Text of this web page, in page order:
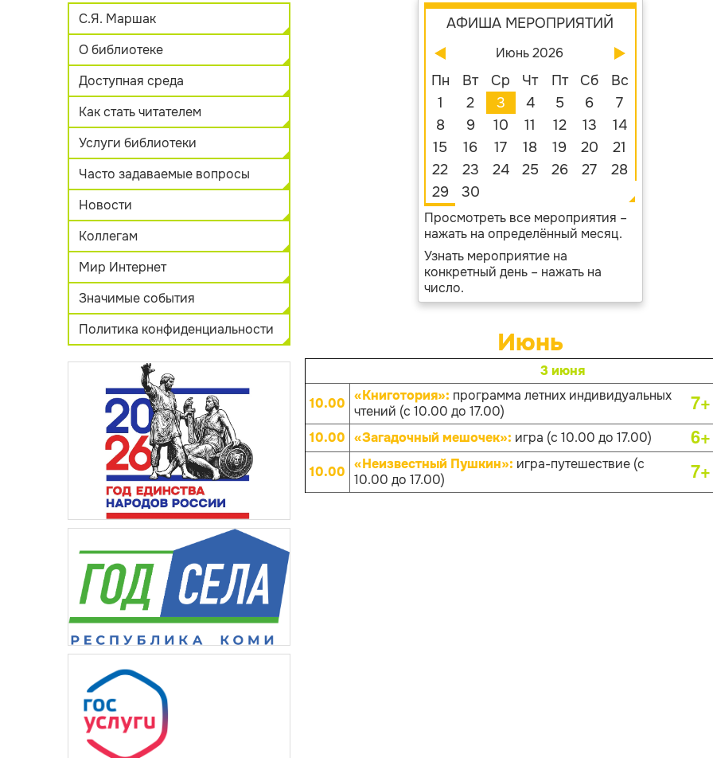
С.Я. Маршак
О библиотеке
Доступная среда
Как стать читателем
Услуги библиотеки
Часто задаваемые вопросы
Новости
Коллегам
Мир Интернет
Значимые события
Политика конфиденциальности
АФИША МЕРОПРИЯТИЙ
Июнь 2026
Пн Вт Ср Чт Пт Сб
Вс
1
2 3 4 5 6
7
8
9 10 11 12 13
14
15
16 17 18 19 20
21
22
23 24 25 26 27
28
29
30
Просмотреть все мероприятия –
нажать на определённый месяц.
Узнать мероприятие на
конкретный день – нажать на
число.
Июнь
3 июня
10.00 «Книготория»: программа летних индивидуальных
чтений (с 10.00 до 17.00)
7+
10.00 «Загадочный мешочек»: игра (с 10.00 до 17.00) 6+
10.00 «Неизвестный Пушкин»: игра-путешествие (с
10.00 до 17.00)
7+